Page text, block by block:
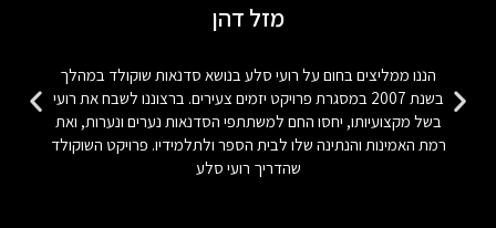
מזל דהן
הננו ממליצים בחום על רועי סלע בנושא סדנאות שוקולד במהלך
בשנת 2007 במסגרת פרויקט יזמים צעירים. ברצוננו לשבח את רועי
בשל מקצועיותו, יחסו החם למשתתפי הסדנאות נערים ונערות, ואת
רמת האמינות והנתינה שלו לבית הספר ולתלמידיו. פרויקט השוקולד
שהדריך רועי סלע